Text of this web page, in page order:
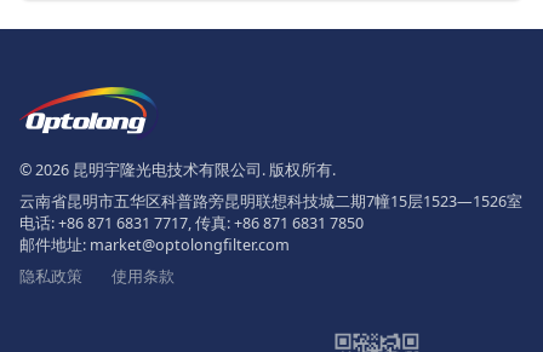
The Logo of Optolong Optics Co.,
© 2026 昆明宇隆光电技术有限公司. 版权所有.
云南省昆明市五华区科普路旁昆明联想科技城二期7幢15层1523—1526室
电话:+86 871 6831 7717, 传真:+86 871 6831 7850
邮件地址: market@optolongfilter.com
隐私政策
使用条款
微信